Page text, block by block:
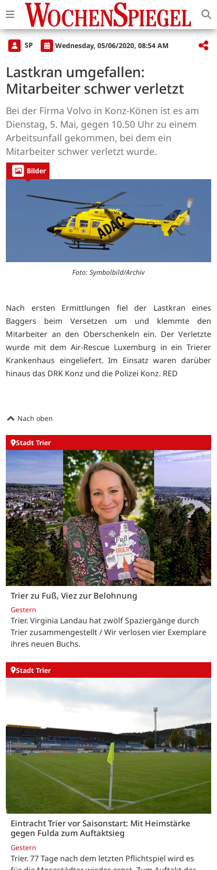
SP Wednesday, 05/06/2020, 08:54 AM
Lastkran umgefallen:
Mitarbeiter schwer verletzt
Bei der Firma Volvo in Konz-Könen ist es am
Dienstag, 5. Mai, gegen 10.50 Uhr zu einem
Arbeitsunfall gekommen, bei dem ein
Mitarbeiter schwer verletzt wurde.
Bilder
Foto: Symbolbild/Archiv
Nach ersten Ermittlungen fiel der Lastkran eines
Baggers beim Versetzen um und klemmte den
Mitarbeiter an den Oberschenkeln ein. Der Verletzte
wurde mit dem Air-Rescue Luxemburg in ein Trierer
Krankenhaus eingeliefert. Im Einsatz waren darüber
hinaus das DRK Konz und die Polizei Konz. RED
Nach oben
Stadt Trier
Trier zu Fuß, Viez zur Belohnung
Gestern
Trier. Virginia Landau hat zwölf Spaziergänge durch
Trier zusammengestellt / Wir verlosen vier Exemplare
ihres neuen Buchs.
Stadt Trier
Eintracht Trier vor Saisonstart: Mit Heimstärke
gegen Fulda zum Auftaktsieg
Gestern
Trier. 77 Tage nach dem letzten Pflichtspiel wird es